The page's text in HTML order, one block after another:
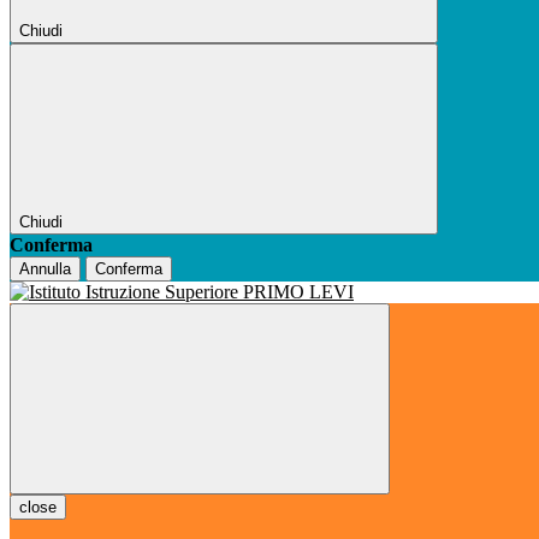
Chiudi
Chiudi
Conferma
Annulla Conferma
close